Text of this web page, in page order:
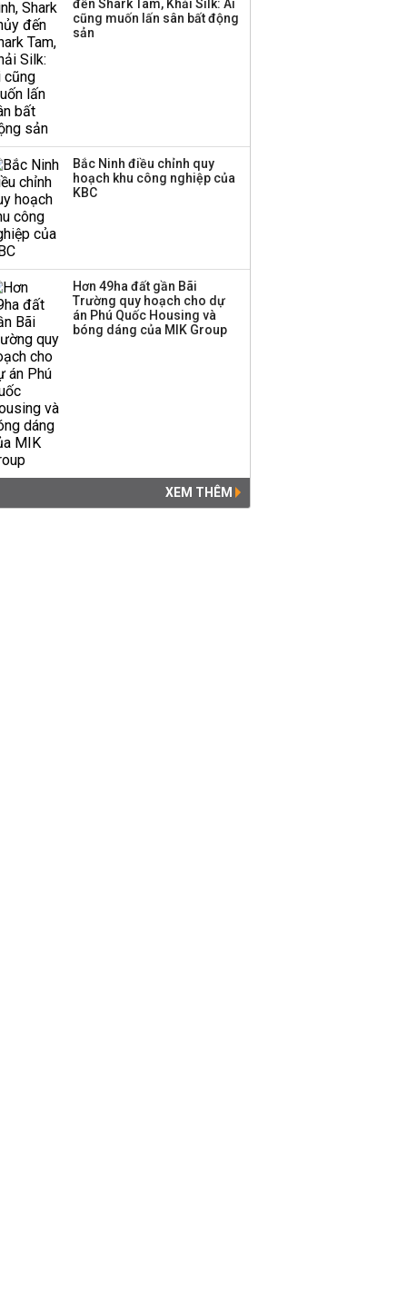
đến Shark Tam, Khải Silk: Ai
cũng muốn lấn sân bất động
sản
Bắc Ninh điều chỉnh quy
hoạch khu công nghiệp của
KBC
Hơn 49ha đất gần Bãi
Trường quy hoạch cho dự
án Phú Quốc Housing và
bóng dáng của MIK Group
XEM THÊM